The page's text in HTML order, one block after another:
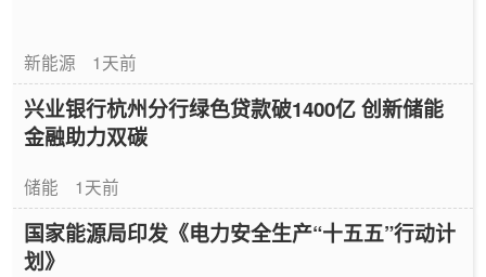
新能源 1天前
兴业银行杭州分行绿色贷款破1400亿 创新储能
金融助力双碳
储能 1天前
国家能源局印发《电力安全生产“十五五”行动计
划》